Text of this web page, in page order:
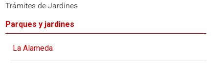
Trámites de Jardines
Parques y jardines
La Alameda